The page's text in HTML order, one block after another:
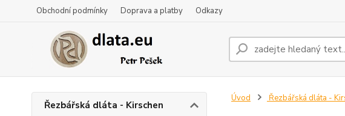
Obchodní podmínky Doprava a platby Odkazy
Řezbářská dláta - Kirschen
Úvod Řezbářská dláta -